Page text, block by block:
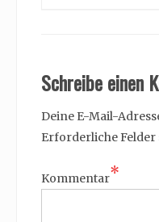
Schreibe einen
Deine E-Mail-
Erforderliche Felder
Kommentar*